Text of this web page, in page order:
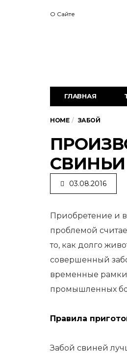
О Сайте
ГЛАВНАЯ
HOME ЗАБОЙ
СВИНЬИ
03.08.2016
Приобретение и
проблемой
то, как долго
совершенный
временные рамки
промышленных
Правила
Забой свиней